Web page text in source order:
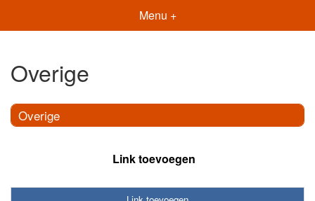
Menu +
Overige
Overige
Link toevoegen